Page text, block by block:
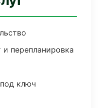
перепланировка
ключ